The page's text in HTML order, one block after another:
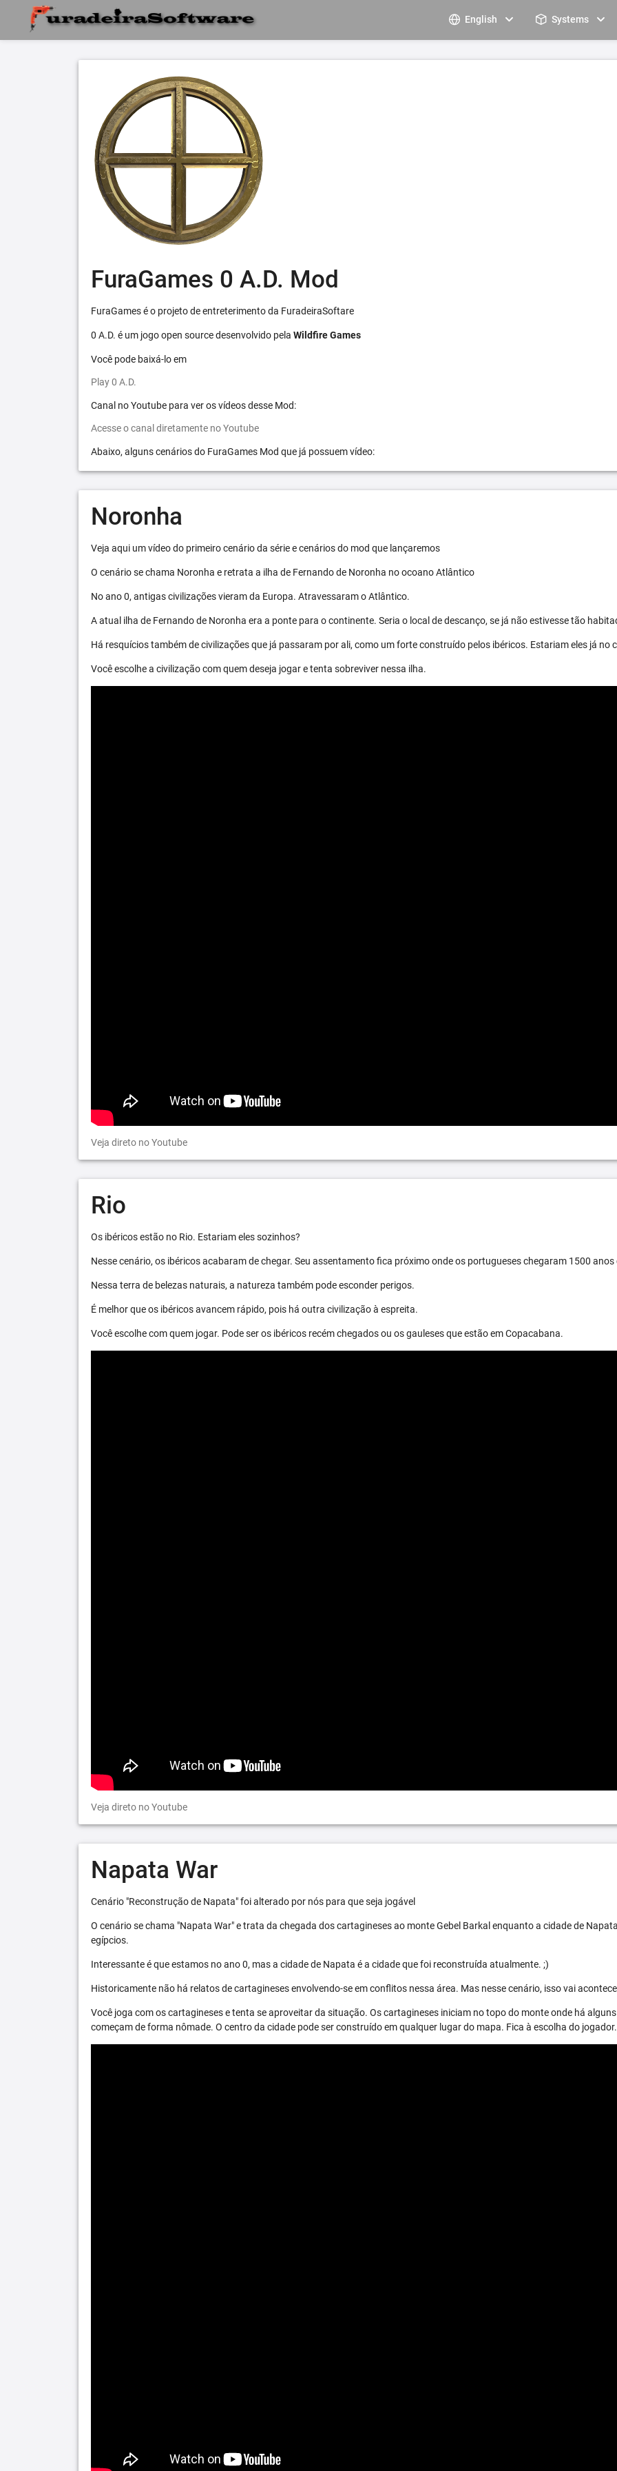
English Systems
FuraGames 0 A.D. Mod
FuraGames é o projeto de entreterimento da FuradeiraSoftare
0 A.D. é um jogo open source desenvolvido pela Wildfire Games
Você pode baixá-lo em
Play 0 A.D.
Canal no Youtube para ver os vídeos desse Mod:
Acesse o canal diretamente no Youtube
Abaixo, alguns cenários do FuraGames Mod que já possuem vídeo:
Noronha
Veja aqui um vídeo do primeiro cenário da série e cenários do mod que lançaremos
O cenário se chama Noronha e retrata a ilha de Fernando de Noronha no ocoano Atlântico
No ano 0, antigas civilizações vieram da Europa. Atravessaram o Atlântico.
A atual ilha de Fernando de Noronha era a ponte para o continente. Seria o local de descanço, se já não estivesse tão
Há resquícios também de civilizações que já passaram por ali, como um forte construído pelos ibéricos. Estariam eles já no
Você escolhe a civilização com quem deseja jogar e tenta sobreviver nessa ilha.
Veja direto no Youtube
Rio
Os ibéricos estão no Rio. Estariam eles sozinhos?
Nesse cenário, os ibéricos acabaram de chegar. Seu assentamento fica próximo onde os portugueses chegaram 1500 anos
Nessa terra de belezas naturais, a natureza também pode esconder perigos.
É melhor que os ibéricos avancem rápido, pois há outra civilização à espreita.
Você escolhe com quem jogar. Pode ser os ibéricos recém chegados ou os gauleses que estão em Copacabana.
Veja direto no Youtube
Napata War
Cenário "Reconstrução de Napata" foi alterado por nós para que seja jogável
O cenário se chama "Napata War" e trata da chegada dos cartagineses ao monte Gebel Barkal enquanto a cidade de
egípcios.
Interessante é que estamos no ano 0, mas a cidade de Napata é a cidade que foi reconstruída atualmente. ;)
Historicamente não há relatos de cartagineses envolvendo-se em conflitos nessa área. Mas nesse cenário, isso vai
Você joga com os cartagineses e tenta se aproveitar da situação. Os cartagineses iniciam no topo do monte onde há
começam de forma nômade. O centro da cidade pode ser construído em qualquer lugar do mapa. Fica à escolha do jogador.